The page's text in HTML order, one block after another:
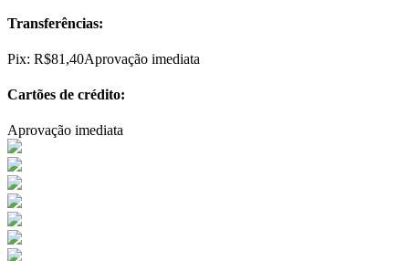
Transferências:
Pix: R$81,40Aprovação imediata
Cartões de crédito:
Aprovação imediata